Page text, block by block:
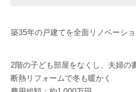
築35年の戸建てを全面リノベーショ
2階の子ども部屋をなくし、夫婦の
断熱リフォームで冬も暖かく